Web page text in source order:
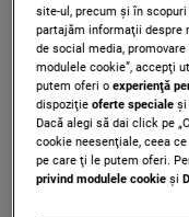
ZOPED6XN
Cuptor cu
autocuratare
Fişă produs PDF
site-ul, precum și în
partajăm informaţii despre
de social media,
modulele cookie”, accepţi
putem oferi oexperienţă
dispoziţieoferte speciale și
Dacă alegi să dai click pe
cookie neesenţiale, ceea
pe care ţi le putem oferi.
privind modulele cookie și